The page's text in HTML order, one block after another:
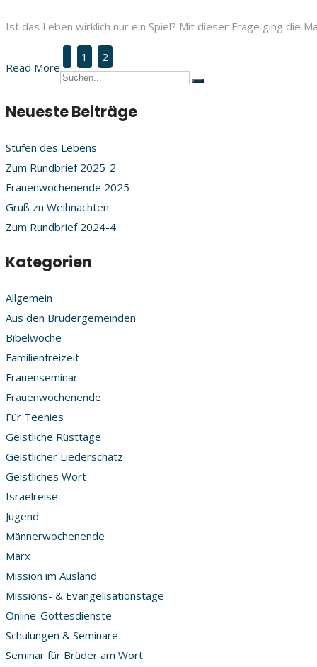
Ist das Leben wirklich nur ein Spiel? Mit dieser Frage ging die
Read More
1 2
Neueste Beiträge
Stufen des Lebens
Zum Rundbrief 2025-2
Frauenwochenende 2025
Gruß zu Weihnachten
Zum Rundbrief 2024-4
Kategorien
Allgemein
Aus den Brüdergemeinden
Bibelwoche
Familienfreizeit
Frauenseminar
Frauenwochenende
Für Teenies
Geistliche Rüsttage
Geistlicher Liederschatz
Geistliches Wort
Israelreise
Jugend
Männerwochenende
Marx
Mission im Ausland
Missions- & Evangelisationstage
Online-Gottesdienste
Schulungen & Seminare
Seminar für Brüder am Wort